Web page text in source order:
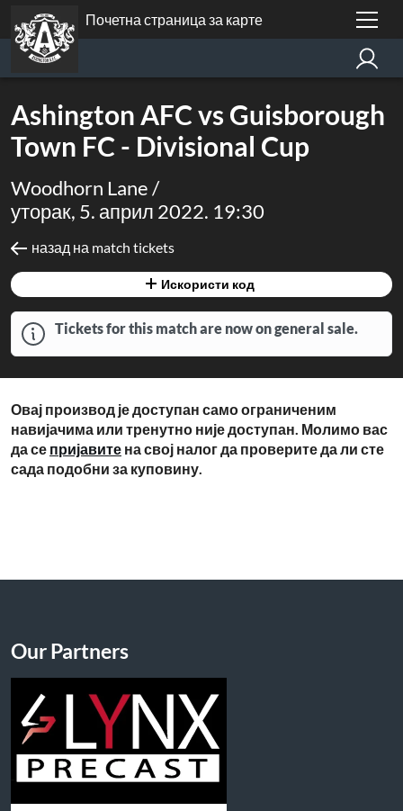
Почетна страница за карте
Ashington AFC vs Guisborough
Town FC - Divisional Cup
Woodhorn Lane /
уторак, 5. април 2022. 19:30
назад на match tickets
Искористи код
Tickets for this match are now on general sale.
Овај производ је доступан само ограниченим
навијачима или тренутно није доступан. Молимо вас
да се пријавите на свој налог да проверите да ли сте
сада подобни за куповину.
Our Partners